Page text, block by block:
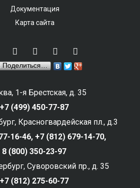
Документация
Карта сайта
Поделиться…
1-я Брестская, д. 35
+7 (499) 450-77-87
Красногвардейская пл., д.3
16-46, +7 (812) 679-14-70,
8 (800) 350-23-97
Суворовский пр., д. 35
+7 (812) 275-60-77